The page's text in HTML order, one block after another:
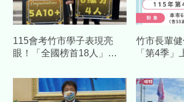
115會考竹市學子表現亮
眼！「全國榜首18人」比
育政策開花結果
竹市長輩
「第4季」
元